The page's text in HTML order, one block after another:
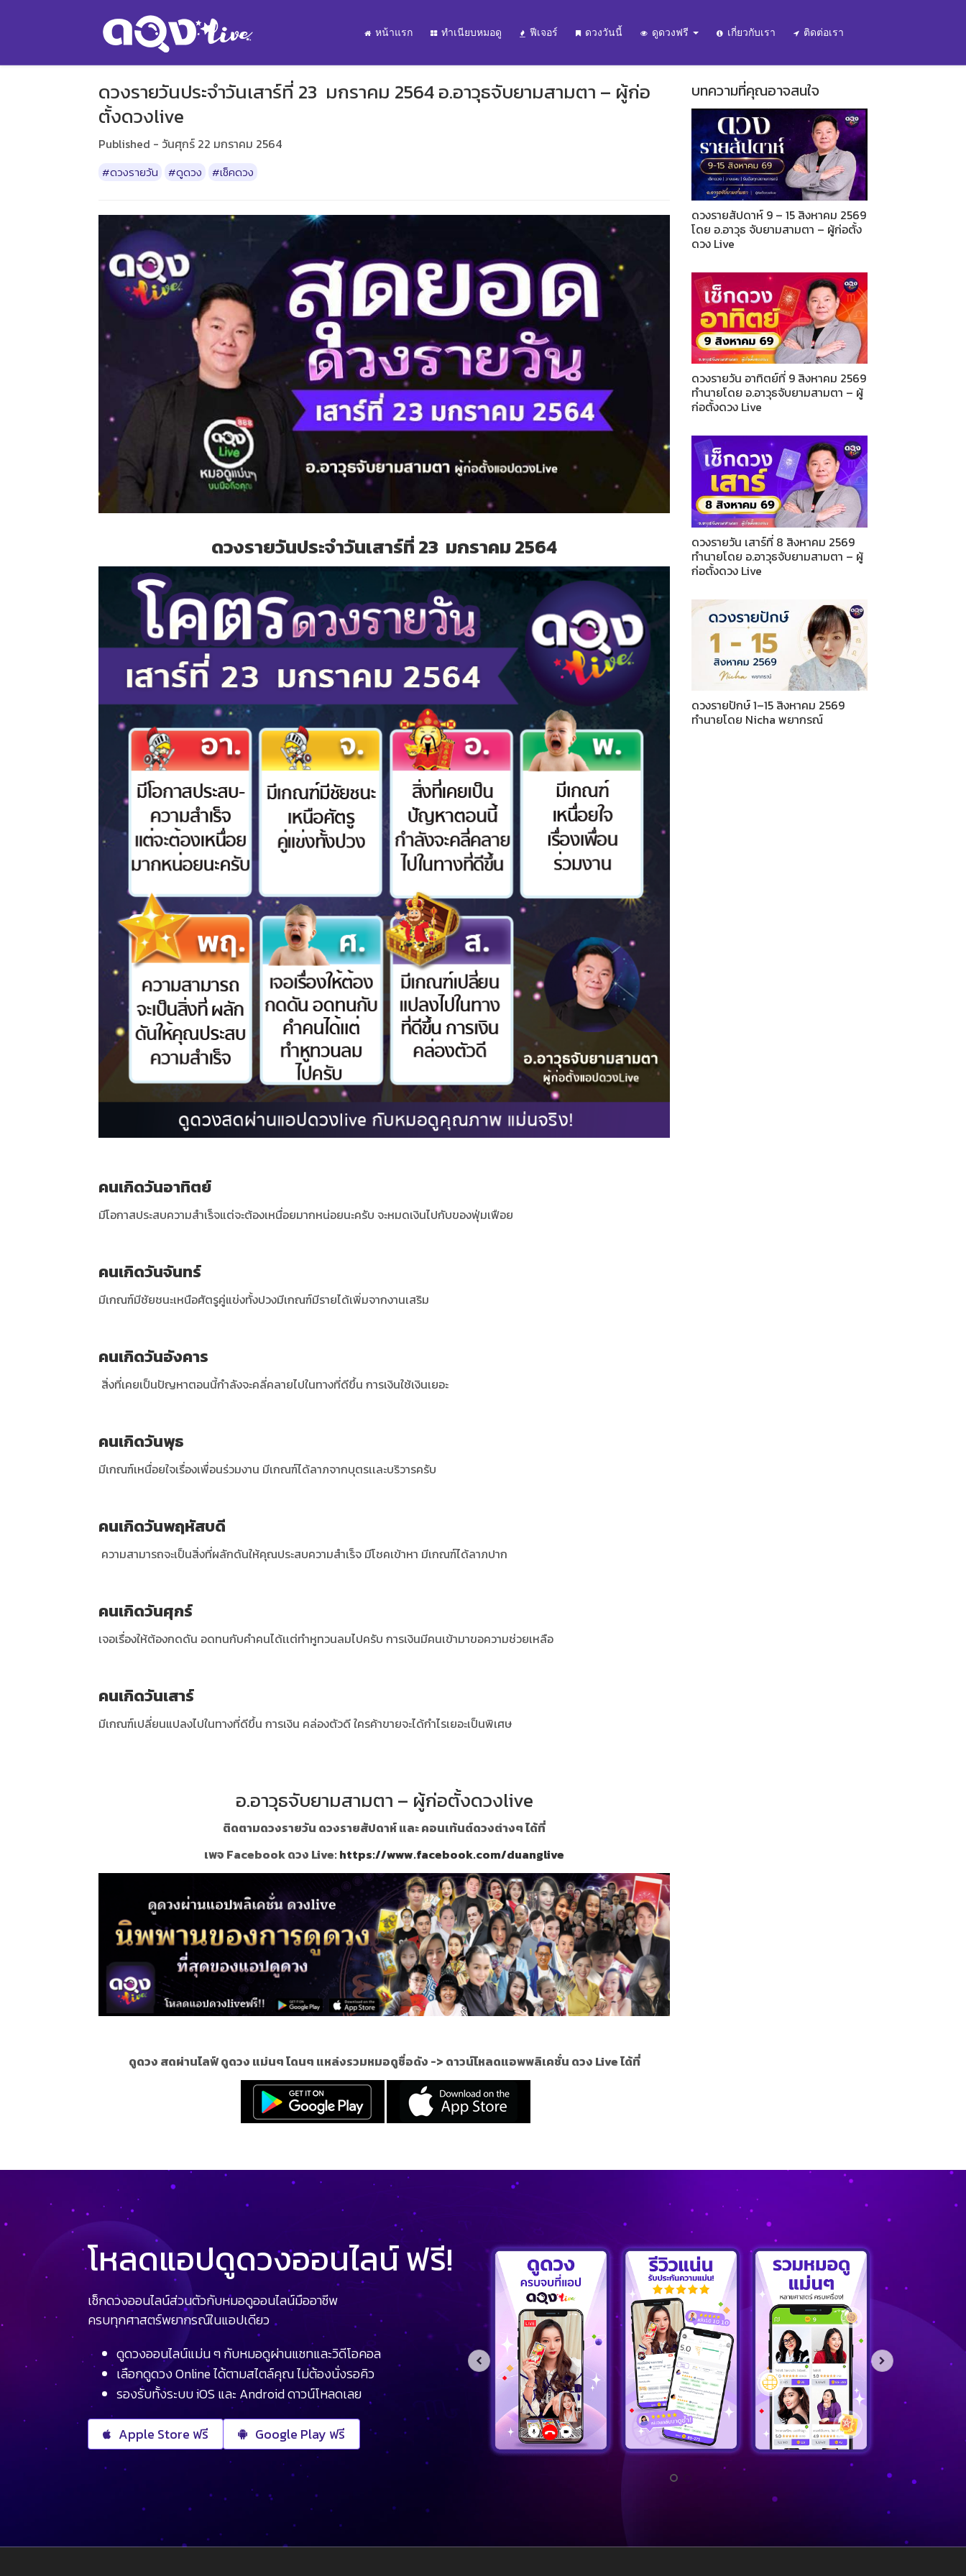
หน้าแรก ทำเนียบหมอดู ฟีเจอร์ ดวงวันนี้ ดูดวงฟรี เกี่ยวกับเรา ติดต่อเรา
ดวงรายวันประจำวันเสาร์ที่ 23 มกราคม 2564 อ.อาวุธจับยามสามตา – ผู้ก่อ
ตั้งดวงlive
Published - วันศุกร์ 22 มกราคม 2564
#ดวงรายวัน #ดูดวง #เช็คดวง
ดวงรายวันประจำวันเสาร์ที่ 23 มกราคม 2564
คนเกิดวันอาทิตย์
มีโอกาสประสบความสำเร็จแต่จะต้องเหนื่อยมากหน่อยนะครับ จะหมดเงินไปกับของฟุ่มเฟือย
คนเกิดวันจันทร์
มีเกณฑ์มีชัยชนะเหนือศัตรูคู่แข่งทั้งปวงมีเกณฑ์มีรายได้เพิ่มจากงานเสริม
คนเกิดวันอังคาร
สิ่งที่เคยเป็นปัญหาตอนนี้กำลังจะคลี่คลายไปในทางที่ดีขึ้น การเงินใช้เงินเยอะ
คนเกิดวันพุธ
มีเกณฑ์เหนื่อยใจเรื่องเพื่อนร่วมงาน มีเกณฑ์ได้ลาภจากบุตรเเละบริวารครับ
คนเกิดวันพฤหัสบดี
ความสามารถจะเป็นสิ่งที่ผลักดันให้คุณประสบความสำเร็จ มีโชคเข้าหา มีเกณฑ์ได้ลาภปาก
คนเกิดวันศุกร์
เจอเรื่องให้ต้องกดดัน อดทนกับคำคนได้เเต่ทำหูทวนลมไปครับ การเงินมีคนเข้ามาขอความช่วยเหลือ
คนเกิดวันเสาร์
มีเกณฑ์เปลี่ยนแปลงไปในทางที่ดีขึ้น การเงิน คล่องตัวดี ใครค้าขายจะได้กำไรเยอะเป็นพิเศษ
อ.อาวุธจับยามสามตา – ผู้ก่อตั้งดวงlive
ติดตามดวงรายวัน ดวงรายสัปดาห์ และ คอนเท้นต์ดวงต่างๆ ได้ที่
เพจ Facebook ดวง Live:https://www.facebook.com/duanglive
ดูดวง สดผ่านไลฟ์ ดูดวง แม่นๆ โดนๆ แหล่งรวมหมอดูชื่อดัง -> ดาวน์โหลดแอพพลิเคชั่น ดวง Live ได้ที่
บทความที่คุณอาจสนใจ
ดวงรายสัปดาห์ 9 – 15 สิงหาคม 2569
โดย อ.อาวุธ จับยามสามตา – ผู้ก่อตั้ง
ดวง Live
ดวงรายวัน อาทิตย์ที่ 9 สิงหาคม 2569
ทำนายโดย อ.อาวุธจับยามสามตา – ผู้
ก่อตั้งดวง Live
ดวงรายวัน เสาร์ที่ 8 สิงหาคม 2569
ทำนายโดย อ.อาวุธจับยามสามตา – ผู้
ก่อตั้งดวง Live
ดวงรายปักษ์ 1–15 สิงหาคม 2569
ทำนายโดย Nicha พยากรณ์
โหลดแอปดูดวงออนไลน์ ฟรี!
เช็กดวงออนไลน์ส่วนตัวกับหมอดูออนไลน์มืออาชีพ
ครบทุกศาสตร์พยากรณ์ในแอปเดียว
ดูดวงออนไลน์แม่น ๆ กับหมอดูผ่านแชทและวิดีโอคอล
เลือกดูดวง Online ได้ตามสไตล์คุณ ไม่ต้องนั่งรอคิว
รองรับทั้งระบบ iOS และ Android ดาวน์โหลดเลย
Apple Store ฟรี Google Play ฟรี